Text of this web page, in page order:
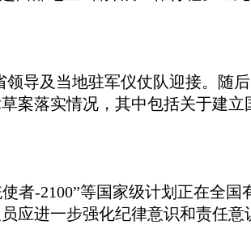
领导及当地驻军仪仗队迎接。随
案落实情况，其中包括关于建
者-2100”等国家级计划正在全
进一步强化纪律意识和责任意